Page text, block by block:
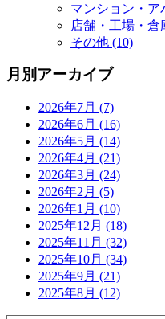
マンション・ア
店舗・工場・倉
その他 (10)
月別アーカイブ
2026年7月 (7)
2026年6月 (16)
2026年5月 (14)
2026年4月 (21)
2026年3月 (24)
2026年2月 (5)
2026年1月 (10)
2025年12月 (18)
2025年11月 (32)
2025年10月 (34)
2025年9月 (21)
2025年8月 (12)